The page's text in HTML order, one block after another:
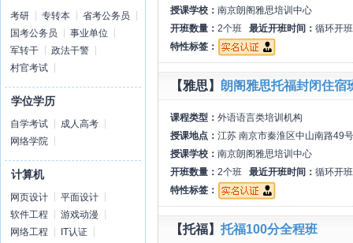
考研 专转本
省考公务员
国考公务员
事业单位
军转干
政法干警
村官考试
学位学历
自学考试
成人高考
网络学院
计算机
网页设计
平面设计
软件工程
游戏动漫
网络工程
IT认证
授课学校： 南京朗阁雅思培训中心
开班数量： 2个班 最近开班时间： 循环开班
特性标签：
【雅思】 朗阁雅思托福封闭住宿
课程类型： 外语语言类培训机构
授课地点： 江苏 南京市秦淮区中山南路49
授课学校： 南京朗阁雅思培训中心
开班数量： 2个班 最近开班时间： 循环开班
特性标签：
【托福】 托福100分全程班